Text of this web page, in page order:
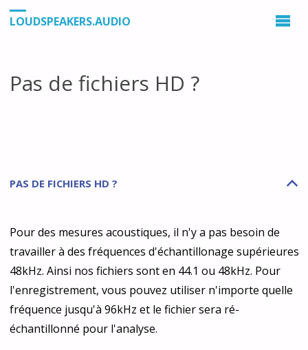
LOUDSPEAKERS.AUDIO
Pas de fichiers HD ?
B
PAS DE FICHIERS HD ?
Pour des mesures acoustiques, il n'y a pas besoin de
travailler à des fréquences d'échantillonage supérieures
48kHz. Ainsi nos fichiers sont en 44.1 ou 48kHz. Pour
l'enregistrement, vous pouvez utiliser n'importe quelle
fréquence jusqu'à 96kHz et le fichier sera ré-
échantillonné pour l'analyse.